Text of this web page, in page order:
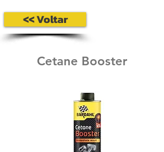
<< Voltar
Cetane Booster